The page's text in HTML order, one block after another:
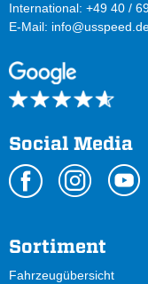
International: +49 40 /
E-Mail:
Social Media
Sortiment
Fahrzeugübersicht